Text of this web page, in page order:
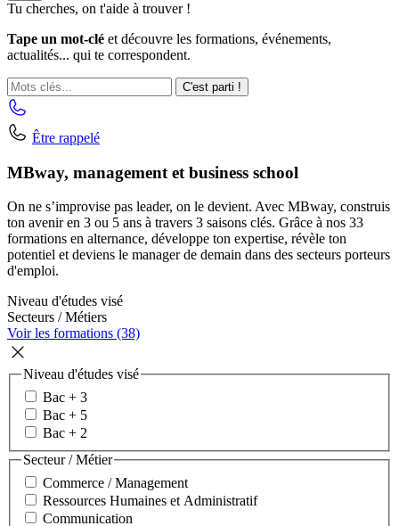
Tu cherches, on t'aide à trouver !
Tape un mot-clé et découvre les formations, événements,
actualités... qui te correspondent.
C'est parti !
Être rappelé
MBway, management et business school
On ne s’improvise pas leader, on le devient. Avec MBway, construis
ton avenir en 3 ou 5 ans à travers 3 saisons clés. Grâce à nos 33
formations en alternance, développe ton expertise, révèle ton
potentiel et deviens le manager de demain dans des secteurs porteurs
d'emploi.
Niveau d'études visé
Secteurs / Métiers
Voir les formations (38)
Niveau d'études visé
Bac + 3
Bac + 5
Bac + 2
Secteur / Métier
Commerce / Management
Ressources Humaines et Administratif
Communication